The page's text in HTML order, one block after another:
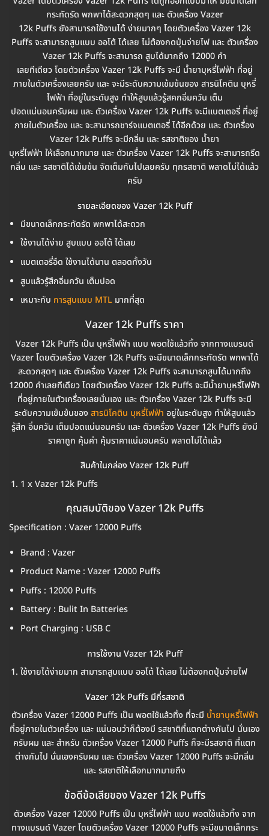
กระทัดรัด พกพาได้สะดวกสุดๆ และ ตัวเครื่อง Vazer
12k Puffs ยังสามารถใช้งานได้ ง่ายมากๆ โดยตัวเครื่อง Vazer 12k
Puffs จะสามารถสูบแบบ ออโต้ ได้เลย ไม่ต้องกดปุ่มจ่ายไฟ และ ตัวเครื่อง
Vazer 12k Puffs จะสามารถ สูบได้มากถึง 12000 คำ
เลยทีเดียว โดยตัวเครื่อง Vazer 12k Puffs จะมี น้ำยาบุหรี่ไฟฟ้า ที่อยู่
ภายในตัวเครื่องเลยครับ และ จะมีระดับความเข้มข้นของ สารนิโคติน บุหรี่
ไฟฟ้า ที่อยู่ในระดับสูง ทำให้สูบแล้วรู้สคกอิ่มควัน เต็ม
ปอดแน่นอนครับผม และ ตัวเครื่อง Vazer 12k Puffs จะมีแบตเตอรี่ ที่อยู่
ภายในตัวเครื่อง และ จะสามารถชาร์จแบตเตอรี่ ได้อีกด้วย และ ตัวเครื่อง
Vazer 12k Puffs จะมีกลิ่น และ รสชาติของ น้ำยา
บุหรี่ไฟฟ้า ให้เลือกมากมาย และ ตัวเครื่อง Vazer 12k Puffs จะสามารถรีด
กลิ่น และ รสชาติได้เข้มข้น จัดเต็มกันไปเลยครับ ทุกรสชาติ พลาดไม่ได้แล้ว
ครับ
รายละเอียดของ Vazer 12k Puff
มีขนาดเล็กกระทัดรัด พกพาได้สะดวก
ใช้งานได้ง่าย สูบแบบ ออโต้ ได้เลย
แบตเตอรี่อึด ใช้งานได้นาน ตลอดทั้งวัน
สูบแล้วรู้สึกอิ่มควัน เต็มปอด
เหมาะกับ การสูบแบบ MTLมากที่สุด
Vazer 12k Puffs ราคา
Vazer 12k Puffs เป็น บุหรี่ไฟฟ้า แบบ พอตใช้แล้วทิ้ง จากทางแบรนด์
Vazer โดยตัวเครื่อง Vazer 12k Puffs จะมีขนาดเล็กกระทัดรัด พกพาได้
สะดวกสุดๆ และ ตัวเครื่อง Vazer 12k Puffs จะสามารถสูบได้มากถึง
12000 คำเลยทีเดียว โดยตัวเครื่อง Vazer 12k Puffs จะมีน้ำยาบุหรี่ไฟฟ้า
ที่อยู่ภายในตัวเครื่องเลยนั่นเอง และ ตัวเครื่อง Vazer 12k Puffs จะมี
ระดับความเข้มข้นของ สารนิโคติน บุหรี่ไฟฟ้า อยู่ในระดับสูง ทำให้สูบแล้ว
รู้สึก อิ่มควัน เต็มปอดแน่นอนครับ และ ตัวเครื่อง Vazer 12k Puffs ยังมี
ราคาถูก คุ้มค่า คุ้มราคาแน่นอนครับ พลาดไม่ได้แล้ว
สินค้าในกล่อง Vazer 12k Puff
1 x Vazer 12k Puffs
คุณสมบัติของ Vazer 12k Puffs
Specification : Vazer 12000 Puffs
Brand : Vazer
Product Name : Vazer 12000 Puffs
Puffs : 12000 Puffs
Battery : Bulit In Batteries
Port Charging : USB C
การใช้งาน Vazer 12k Puff
ใช้งายได้ง่ายมาก สามารถสูบแบบ ออโต้ ได้เลย ไม่ต้องกดปุ่มจ่ายไฟ
Vazer 12k Puffs มีกี่รสชาติ
ตัวเครื่อง Vazer 12000 Puffs เป็น พอตใช้แล้วทิ้ง ที่จะมี น้ำยาบุหรี่ไฟฟ้า
ที่อยู่ภายในตัวเครื่อง และ แน่นอนว่าก็ต้องมี รสชาติที่แตกต่างกันไป นั่นเอง
ครับผม และ สำหรับ ตัวเครื่อง Vazer 12000 Puffs ก็จะมีรสชาติ ที่แตก
ต่างกันไป นั่นเองครับผม และ ตัวเครื่อง Vazer 12000 Puffs จะมีกลิ่น
และ รสชาติให้เลือกมากมายถึง
ข้อดีข้อเสียของ Vazer 12k Puffs
ตัวเครื่อง Vazer 12000 Puffs เป็น บุหรี่ไฟฟ้า แบบ พอตใช้แล้วทิ้ง จาก
ทางแบรนด์ Vazer โดยตัวเครื่อง Vazer 12000 Puffs จะมีขนาดเล็กกระ